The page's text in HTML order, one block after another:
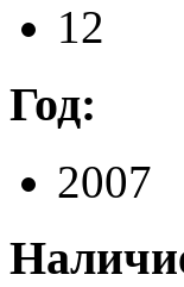
12
Год:
2007